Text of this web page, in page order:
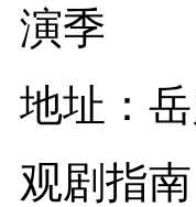
演季
地址：
观剧指